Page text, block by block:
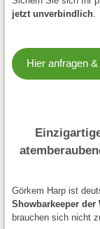
jetzt unverbindlich.
Hier anfragen
Görkem Harp ist
Showbarkeeper der
brauchen sich nicht